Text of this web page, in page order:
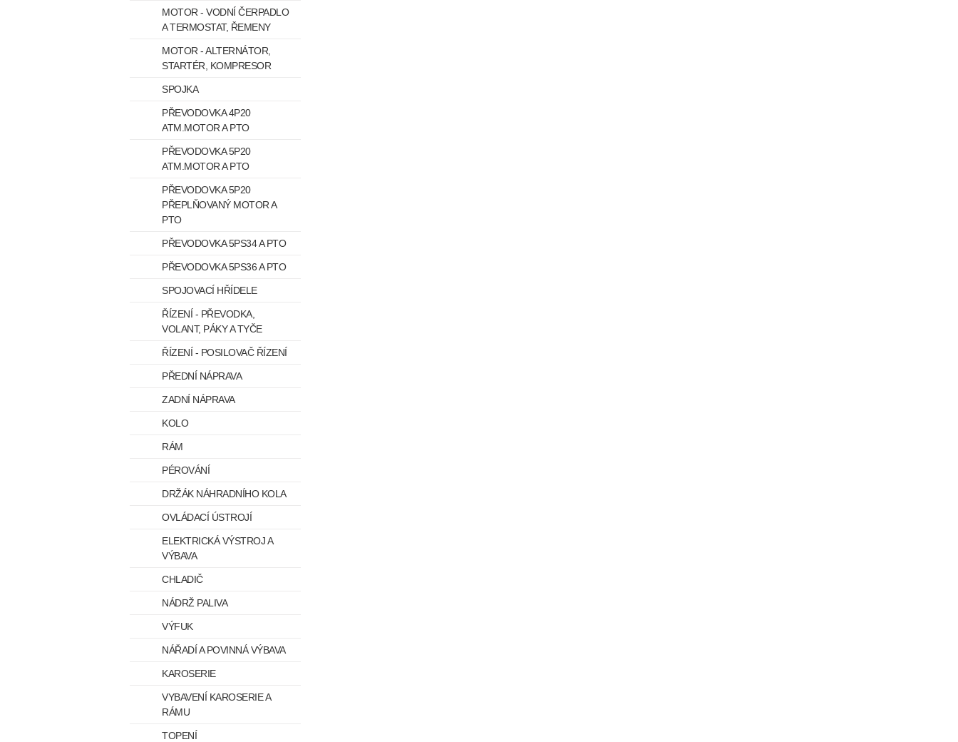
MOTOR - VODNÍ ČERPADLO
A TERMOSTAT, ŘEMENY
MOTOR - ALTERNÁTOR,
STARTÉR, KOMPRESOR
SPOJKA
PŘEVODOVKA 4P20
ATM.MOTOR A PTO
PŘEVODOVKA 5P20
ATM.MOTOR A PTO
PŘEVODOVKA 5P20
PŘEPLŇOVANÝ MOTOR A
PTO
PŘEVODOVKA 5PS34 A PTO
PŘEVODOVKA 5PS36 A PTO
SPOJOVACÍ HŘÍDELE
ŘÍZENÍ - PŘEVODKA,
VOLANT, PÁKY A TYČE
ŘÍZENÍ - POSILOVAČ ŘÍZENÍ
PŘEDNÍ NÁPRAVA
ZADNÍ NÁPRAVA
KOLO
RÁM
PÉROVÁNÍ
DRŽÁK NÁHRADNÍHO KOLA
OVLÁDACÍ ÚSTROJÍ
ELEKTRICKÁ VÝSTROJ A
VÝBAVA
CHLADIČ
NÁDRŽ PALIVA
VÝFUK
NÁŘADÍ A POVINNÁ VÝBAVA
KAROSERIE
VYBAVENÍ KAROSERIE A
RÁMU
TOPENÍ